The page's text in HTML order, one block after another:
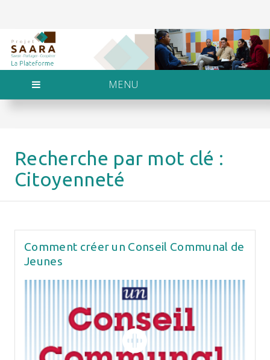
MENU
Recherche par mot clé :
Citoyenneté
Comment créer un Conseil Communal de
Jeunes